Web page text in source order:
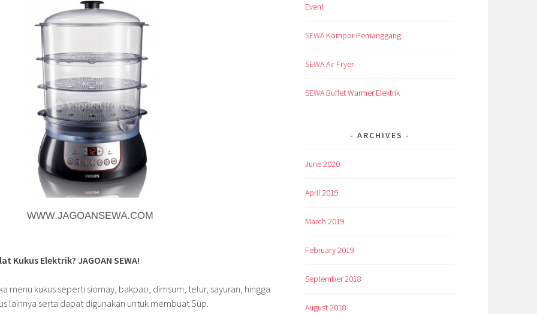
Kukus Elektrik? JAGOAN SEWA!
menu kukus seperti siomay, bakpao, dimsum, telur, sayuran, hingga
lainnya serta dapat digunakan untuk membuat Sup.
Event
SEWA Kompor Pemanggang
SEWA Air Fryer
SEWA Buffet Warmer Elektrik
ARCHIVES
June 2020
April 2019
March 2019
February 2019
September 2018
August 2018